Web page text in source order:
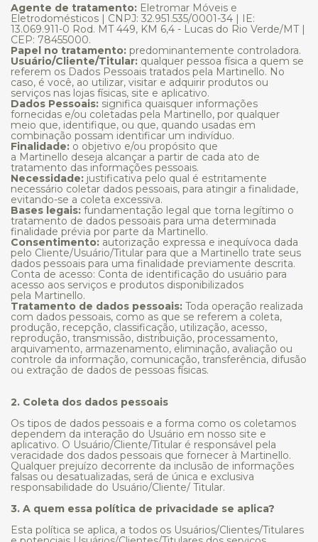
Agente de tratamento: Eletromar Móveis e
Eletrodomésticos | CNPJ: 32.951.535/0001-34 | IE:
13.069.911-0 Rod. MT 449, KM 6,4 - Lucas do Rio Verde/MT |
CEP: 78455000.
Papel no tratamento: predominantemente controladora.
Usuário/Cliente/Titular: qualquer pessoa física a quem se
referem os Dados Pessoais tratados pela Martinello. No
caso, é você, ao utilizar, visitar e adquirir produtos ou
serviços nas lojas físicas, site e aplicativo.
Dados Pessoais: significa quaisquer informações
fornecidas e/ou coletadas pela Martinello, por qualquer
meio que, identifique, ou que, quando usadas em
combinação possam identificar um indivíduo.
Finalidade: o objetivo e/ou propósito que
a Martinello deseja alcançar a partir de cada ato de
tratamento das informações pessoais.
Necessidade: justificativa pelo qual é estritamente
necessário coletar dados pessoais, para atingir a finalidade,
evitando-se a coleta excessiva.
Bases legais: fundamentação legal que torna legítimo o
tratamento de dados pessoais para uma determinada
finalidade prévia por parte da Martinello.
Consentimento: autorização expressa e inequívoca dada
pelo Cliente/Usuário/Titular para que a Martinello trate seus
dados pessoais para uma finalidade previamente descrita.
Conta de acesso: Conta de identificação do usuário para
acesso aos serviços e produtos disponibilizados
pela Martinello.
Tratamento de dados pessoais: Toda operação realizada
com dados pessoais, como as que se referem a coleta,
produção, recepção, classificação, utilização, acesso,
reprodução, transmissão, distribuição, processamento,
arquivamento, armazenamento, eliminação, avaliação ou
controle da informação, comunicação, transferência, difusão
ou extração de dados de pessoas físicas.
2. Coleta dos dados pessoais
Os tipos de dados pessoais e a forma como os coletamos
dependem da interação do Usuário em nosso site e
aplicativo. O Usuário/Cliente/Titular é responsável pela
veracidade dos dados pessoais que fornecer à Martinello.
Qualquer prejuízo decorrente da inclusão de informações
falsas ou desatualizadas, será de única e exclusiva
responsabilidade do Usuário/Cliente/ Titular.
3. A quem essa política de privacidade se aplica?
Esta política se aplica, a todos os Usuários/Clientes/Titulares